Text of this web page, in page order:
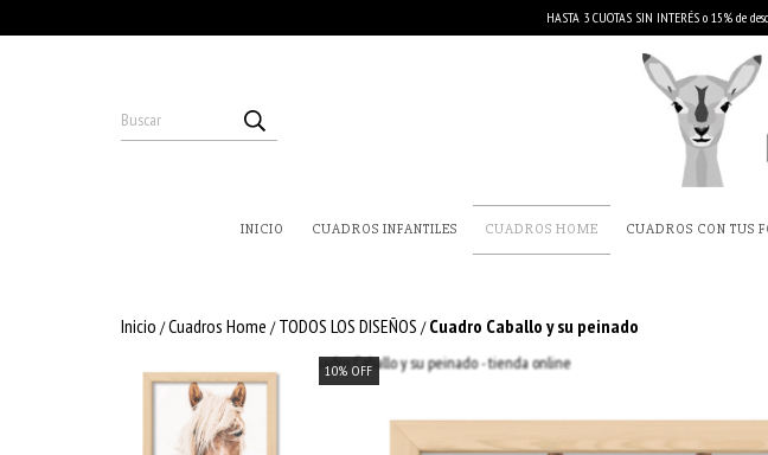
HASTA 3 CUOTAS SIN INTERÉS o 15% de
INICIO CUADROS INFANTILES CUADROS HOME CUADROS CON TUS
Inicio /Cuadros Home / TODOS LOS DISEÑOS / Cuadro Caballo y su peinado
10%OFF